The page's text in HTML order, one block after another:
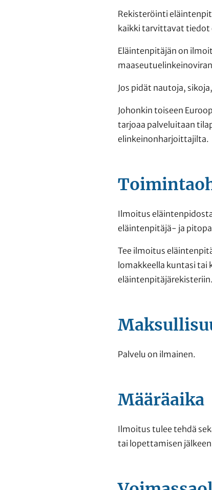
Rekisteröinti
kaikki tarvittavat tiedot
Eläintenpitäjän on
Jos pidät nautoja,
Johonkin toiseen
tarjoaa palveluitaan
elinkeinonharjoittajilta.
Ilmoitus
eläintenpitäjä- ja
Tee ilmoitus
lomakkeella kuntasi tai
eläintenpitäjärekisteriin.
Palvelu on ilmainen.
Määräaika
Ilmoitus tulee tehdä
tai lopettamisen